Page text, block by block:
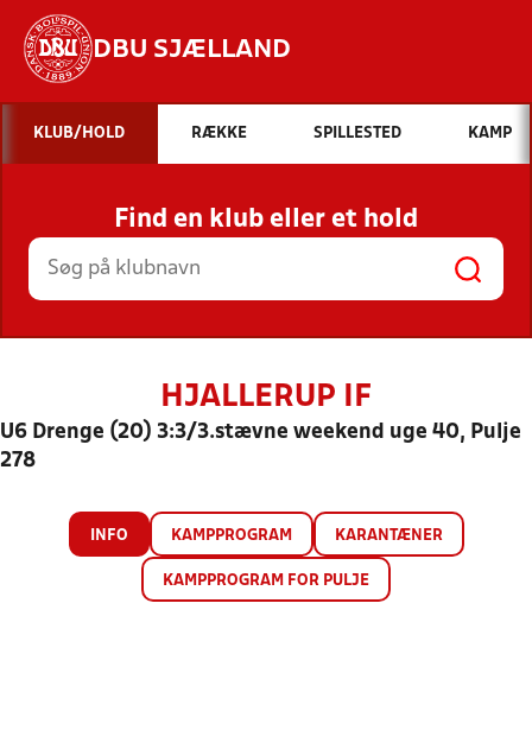
DBU SJÆLLAND
Hvad vil du søge efter?
INDHOLD OG NYHEDER
STILLINGER, RESULTATER, KLUBBER OG
HOLD
KLUB/HOLD RÆKKE SPILLESTED KAMP
Find en klub eller et hold
HJALLERUP IF
U6 Drenge (20) 3:3/3.stævne weekend uge 40, Pulje
278
INFO KAMPPROGRAM KARANTÆNER
KAMPPROGRAM FOR PULJE